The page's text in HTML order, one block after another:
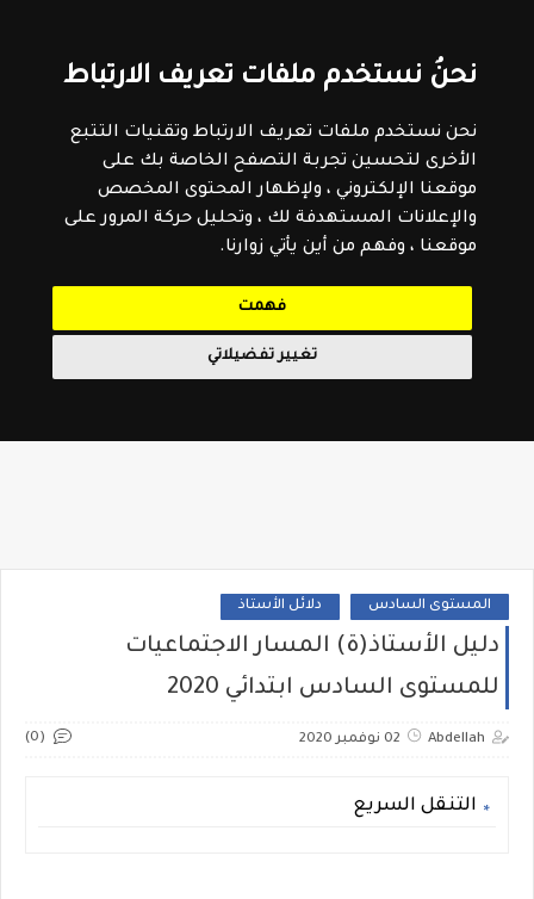
نحنُ نستخدم ملفات تعريف الارتباط
نحن نستخدم ملفات تعريف الارتباط وتقنيات التتبع
الأخرى لتحسين تجربة التصفح الخاصة بك على
موقعنا الإلكتروني ، ولإظهار المحتوى المخصص
والإعلانات المستهدفة لك ، وتحليل حركة المرور على
موقعنا ، وفهم من أين يأتي زوارنا.
فهمت
تغيير تفضيلاتي
المستوى السادس دلائل الأستاذ
دليل الأستاذ(ة) المسار الاجتماعيات
للمستوى السادس ابتدائي 2020
Abdellah 02 نوفمبر 2020 (0)
التنقل السريع